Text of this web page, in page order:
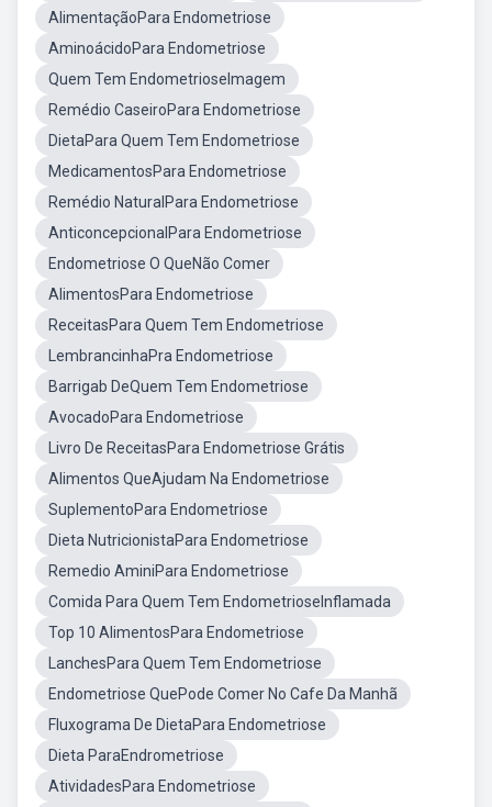
AlimentaçãoPara Endometriose
AminoácidoPara Endometriose
Quem Tem EndometrioseImagem
Remédio CaseiroPara Endometriose
DietaPara Quem Tem Endometriose
MedicamentosPara Endometriose
Remédio NaturalPara Endometriose
AnticoncepcionalPara Endometriose
Endometriose O QueNão Comer
AlimentosPara Endometriose
ReceitasPara Quem Tem Endometriose
LembrancinhaPra Endometriose
Barrigab DeQuem Tem Endometriose
AvocadoPara Endometriose
Livro De ReceitasPara Endometriose Grátis
Alimentos QueAjudam Na Endometriose
SuplementoPara Endometriose
Dieta NutricionistaPara Endometriose
Remedio AminiPara Endometriose
Comida Para Quem Tem EndometrioseInflamada
Top 10 AlimentosPara Endometriose
LanchesPara Quem Tem Endometriose
Endometriose QuePode Comer No Cafe Da Manhã
Fluxograma De DietaPara Endometriose
Dieta ParaEndrometriose
AtividadesPara Endometriose